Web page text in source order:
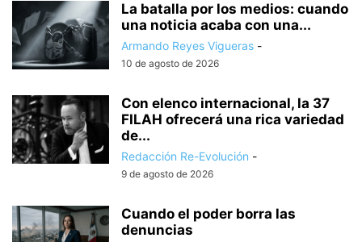
La batalla por los medios: cuando
una noticia acaba con una...
Armando Reyes Vigueras -
10 de agosto de 2026
Con elenco internacional, la 37
FILAH ofrecerá una rica variedad
de...
Redacción Re-Evolución -
9 de agosto de 2026
Cuando el poder borra las
denuncias